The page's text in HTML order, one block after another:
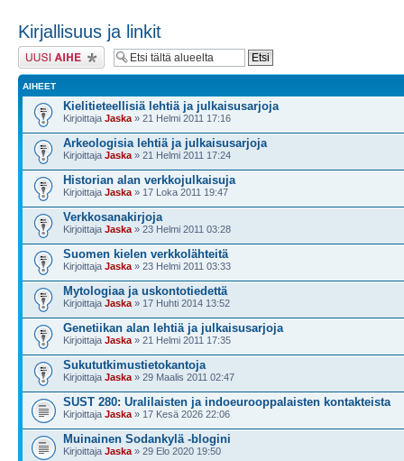
Kirjallisuus ja linkit
Lähetä uusi viesti
AIHEET
Kielitieteellisiä lehtiä ja julkaisusarjoja
Kirjoittaja Jaska » 21 Helmi 2011 17:16
Arkeologisia lehtiä ja julkaisusarjoja
Kirjoittaja Jaska » 21 Helmi 2011 17:24
Historian alan verkkojulkaisuja
Kirjoittaja Jaska » 17 Loka 2011 19:47
Verkkosanakirjoja
Kirjoittaja Jaska » 23 Helmi 2011 03:28
Suomen kielen verkkolähteitä
Kirjoittaja Jaska » 23 Helmi 2011 03:33
Mytologiaa ja uskontotiedettä
Kirjoittaja Jaska » 17 Huhti 2014 13:52
Genetiikan alan lehtiä ja julkaisusarjoja
Kirjoittaja Jaska » 21 Helmi 2011 17:35
Sukututkimustietokantoja
Kirjoittaja Jaska » 29 Maalis 2011 02:47
SUST 280: Uralilaisten ja indoeurooppalaisten kontakteista
Kirjoittaja Jaska » 17 Kesä 2026 22:06
Muinainen Sodankylä -blogini
Kirjoittaja Jaska » 29 Elo 2020 19:50